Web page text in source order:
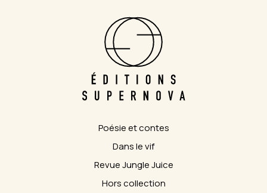
Poésie et contes
Dans le vif
Revue Jungle Juice
Hors collection